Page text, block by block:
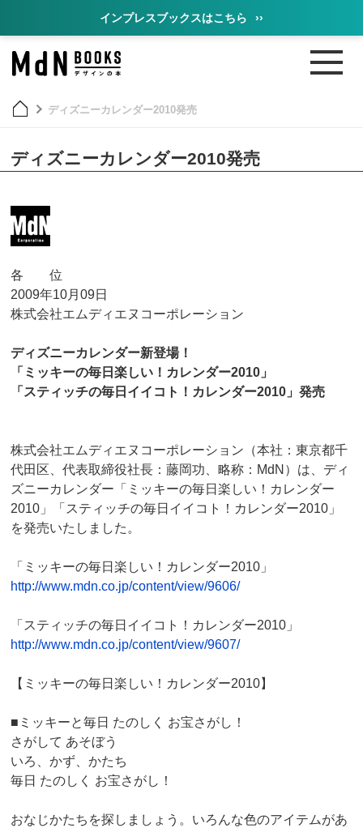
インプレスブックスはこちら ››
ディズニーカレンダー2010発売
ディズニーカレンダー2010発売
各 位
2009年10月09日
株式会社エムディエヌコーポレーション
ディズニーカレンダー新登場！
「ミッキーの毎日楽しい！カレンダー2010」
「スティッチの毎日イイコト！カレンダー2010」発売
株式会社エムディエヌコーポレーション（本社：東京都千
代田区、代表取締役社長：藤岡功、略称：MdN）は、ディ
ズニーカレンダー「ミッキーの毎日楽しい！カレンダー
2010」「スティッチの毎日イイコト！カレンダー2010」
を発売いたしました。
「ミッキーの毎日楽しい！カレンダー2010」
http://www.mdn.co.jp/content/view/9606/
「スティッチの毎日イイコト！カレンダー2010」
http://www.mdn.co.jp/content/view/9607/
【ミッキーの毎日楽しい！カレンダー2010】
■ミッキーと毎日 たのしく お宝さがし！
さがして あそぼう
いろ、かず、かたち
毎日 たのしく お宝さがし！
おなじかたちを探しましょう。いろんな色のアイテムがあ